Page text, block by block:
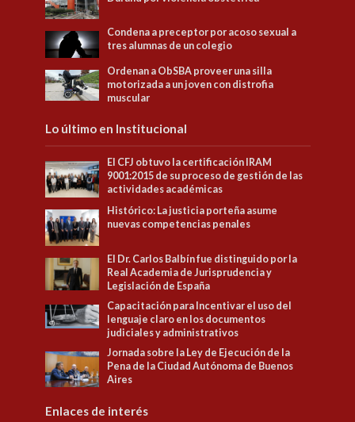
Condena a preceptor por acoso sexual a
tres alumnas de un colegio
Ordenan a ObSBA proveer una silla
motorizada a un joven con distrofia
muscular
Lo último en Institucional
El CFJ obtuvo la certificación IRAM
9001:2015 de su proceso de gestión de las
actividades académicas
Histórico: La justicia porteña asume
nuevas competencias penales
El Dr. Carlos Balbín fue distinguido por la
Real Academia de Jurisprudencia y
Legislación de España
Capacitación para Incentivar el uso del
lenguaje claro en los documentos
judiciales y administrativos
Jornada sobre la Ley de Ejecución de la
Pena de la Ciudad Autónoma de Buenos
Aires
Enlaces de interés